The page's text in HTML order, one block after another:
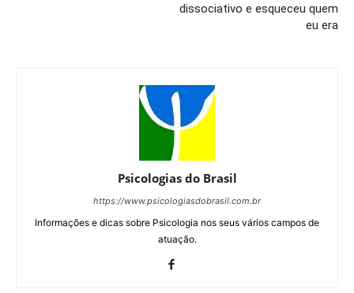
dissociativo e esqueceu quem
eu era
Psicologias do Brasil
https://www.psicologiasdobrasil.com.br
Informações e dicas sobre Psicologia nos seus vários campos de
atuação.